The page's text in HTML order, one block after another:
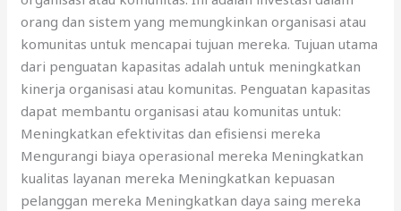
orang dan sistem yang memungkinkan organisasi atau
komunitas untuk mencapai tujuan mereka. Tujuan utama
dari penguatan kapasitas adalah untuk meningkatkan
kinerja organisasi atau komunitas. Penguatan kapasitas
dapat membantu organisasi atau komunitas untuk:
Meningkatkan efektivitas dan efisiensi mereka
Mengurangi biaya operasional mereka Meningkatkan
kualitas layanan mereka Meningkatkan kepuasan
pelanggan mereka Meningkatkan daya saing mereka